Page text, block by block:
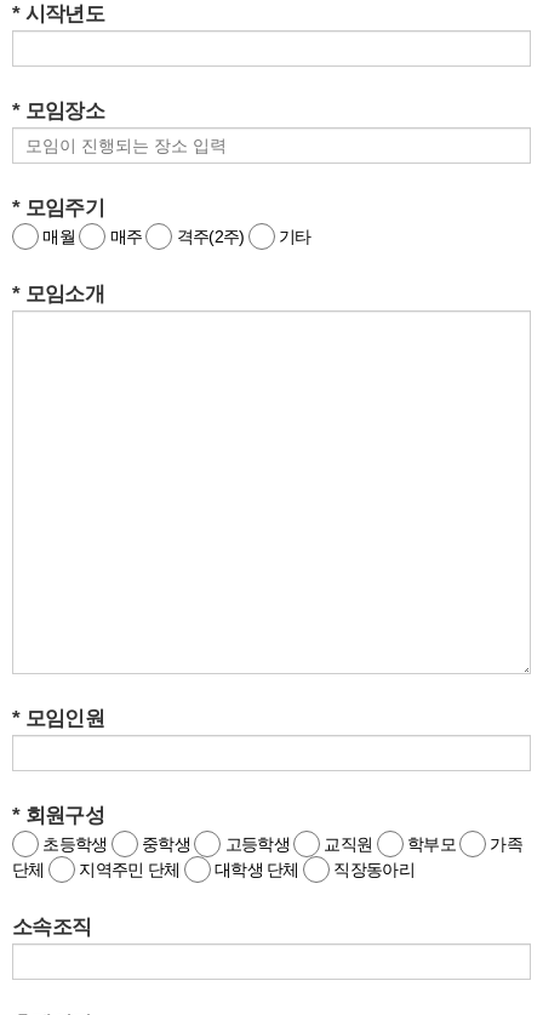
* 시작년도
* 모임장소
* 모임주기
매월 매주 격주(2주) 기타
* 모임소개
* 모임인원
* 회원구성
초등학생 중학생 고등학생 교직원 학부모
가족
단체
지역주민 단체 대학생 단체 직장동아리
소속조직